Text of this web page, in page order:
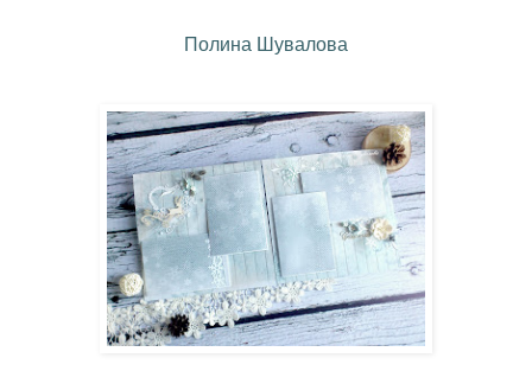
Полина Шувалова